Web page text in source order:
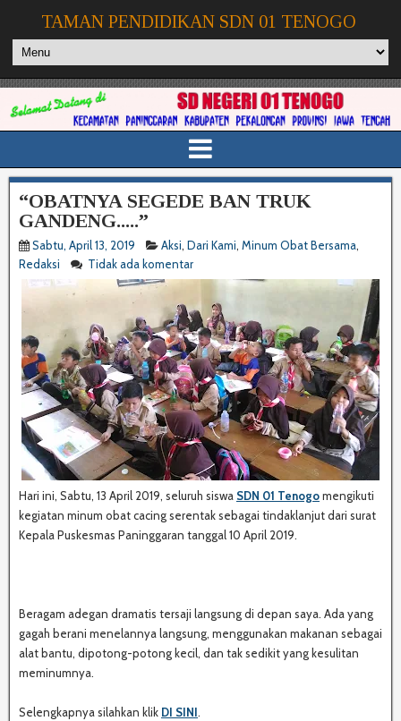
TAMAN PENDIDIKAN SDN 01 TENOGO
“OBATNYA SEGEDE BAN TRUK
GANDENG.....”
Sabtu, April 13, 2019 Aksi, Dari Kami, Minum Obat Bersama,
Redaksi
Tidak ada komentar
Hari ini, Sabtu, 13 April 2019, seluruh siswa SDN 01 Tenogomengikuti
kegiatan minum obat cacing serentak sebagai tindaklanjut dari surat
Kepala Puskesmas Paninggaran tanggal 10 April 2019.
Beragam adegan dramatis tersaji langsung di depan saya. Ada yang
gagah berani menelannya langsung, menggunakan makanan sebagai
alat bantu, dipotong-potong kecil, dan tak sedikit yang kesulitan
meminumnya.
Selengkapnya silahkan klik DI SINI.